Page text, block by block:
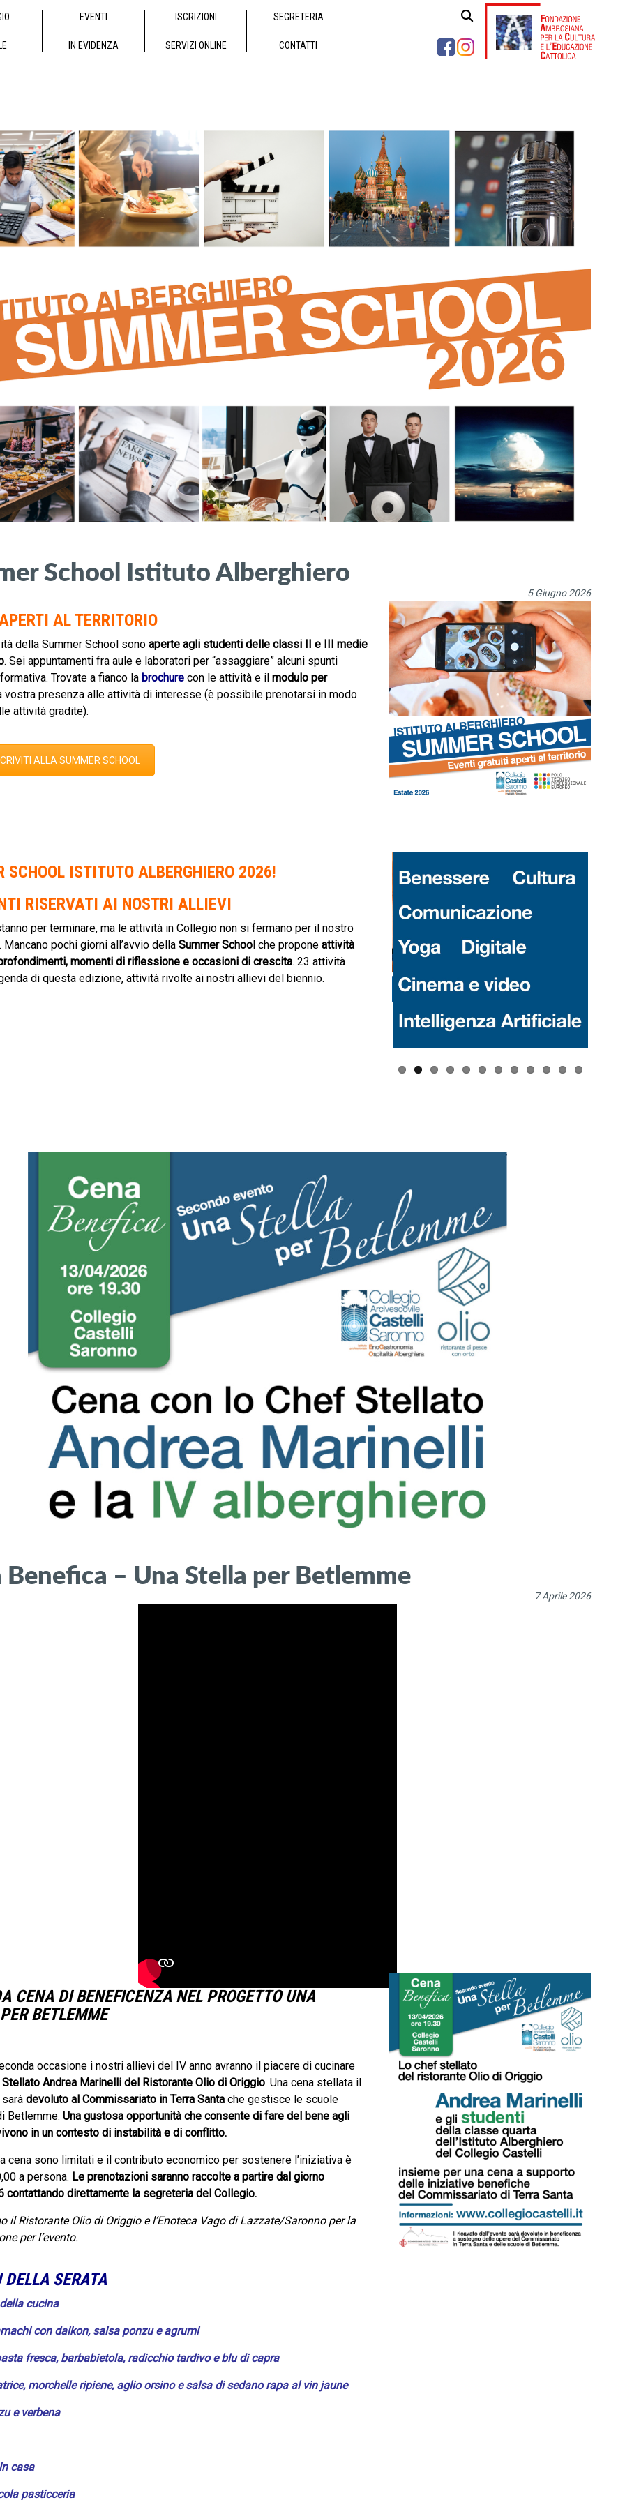
EVENTI ISCRIZIONI SEGRETERIA
IN EVIDENZA SERVIZI ONLINE CONTATTI
School Istituto Alberghiero
5 Giugno 2026
AL TERRITORIO
della Summer School sonoaperte agli studenti delle classi II e III medie
. Sei appuntamenti fra aule e laboratori per “assaggiare” alcuni spunti
Trovate a fianco la brochurecon le attività e il modulo per
vostra presenza alle attività di interesse (è possibile prenotarsi in modo
attività gradite).
ALLA SUMMER SCHOOL
SCHOOL ISTITUTO ALBERGHIERO 2026!
RISERVATI AI NOSTRI ALLIEVI
per terminare, ma le attività in Collegio non si fermano per il nostro
Mancano pochi giorni all’avvio della Summer School che propone attività
momenti di riflessione e occasioni di crescita. 23 attività
di questa edizione, attività rivolte ai nostri allievi del biennio.
Benefica – Una Stella per Betlemme
7 Aprile 2026
CENA DI BENEFICENZA NEL PROGETTO UNA
BETLEMME
occasione i nostri allievi del IV anno avranno il piacere di cucinare
Andrea Marinelli del Ristorante Olio di Origgio. Una cena stellata il
devoluto al Commissariato in Terra Santache gestisce le scuole
Betlemme. Una gustosa opportunità che consente di fare del bene agli
in un contesto di instabilità e di conflitto.
cena sono limitati e il contributo economico per sostenere l’iniziativa è
a persona. Le prenotazioni saranno raccolte a partire dal giorno
direttamente la segreteria del Collegio.
il Ristorante Olio di Origgio e l’Enoteca Vago di Lazzate/Saronno per la
per l’evento.
SERATA
cucina
con daikon, salsa ponzu e agrumi
fresca, barbabietola, radicchio tardivo e blu di capra
morchelle ripiene, aglio orsino e salsa di sedano rapa al vin jaune
e verbena
casa
pasticceria